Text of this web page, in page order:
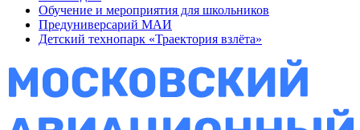
Обучение и мероприятия для школьников
Предуниверсарий МАИ
Детский технопарк «Траектория взлёта»